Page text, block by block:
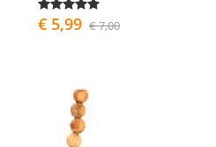
€ 5,99 € 7,00